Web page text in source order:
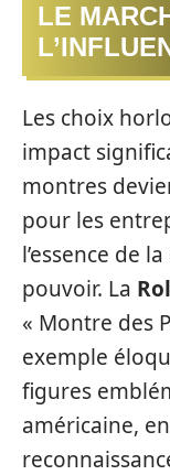
LE
Les choix
impact
montres
pour les
l’essence de
pouvoir. La
« Montre des
exemple
figures
américaine,